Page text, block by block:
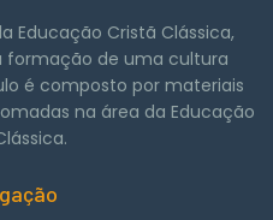
Educação Cristã Clássica,
formação de uma cultura
é composto por materiais
na área da Educação